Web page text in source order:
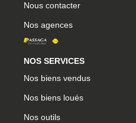
Nous contacter
Nos agences
NOS SERVICES
Nos biens vendus
Nos biens loués
Nos outils